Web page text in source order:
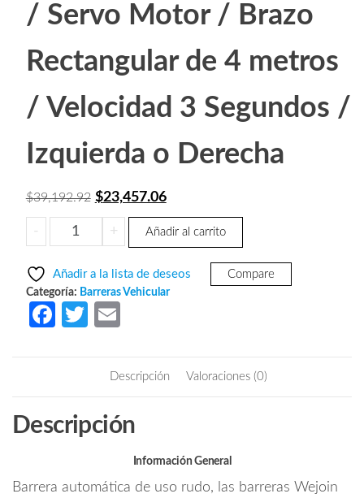
/ Servo Motor / Brazo
Rectangular de 4 metros
/ Velocidad 3 Segundos /
Izquierda o Derecha
$39,192.92 El
precio
original
$39,192.92.
$23,457.06El
precio
$23,457.06.
-
WEJOIN
WJDZ120R34
Barrera
Vehicular
Derecha
/
Servo
+ Añadir al carrito
Añadir a la lista de deseos Compare
Categoría: Barreras Vehicular
Fa
o
T
itt
ail
Descripción Valoraciones (0)
Descripción
Información General
Barrera automática de uso rudo, las barreras Wejoin